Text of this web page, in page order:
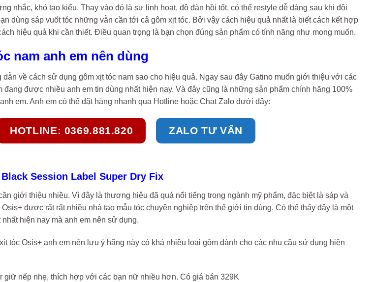
nhắc, khó tạo kiểu. Thay vào đó là sự linh hoạt, độ đàn hồi tốt, có thể restyle dễ dàng sau khi đội
dùng sáp vuốt tóc những vẫn cần tới cả gôm xịt tóc. Bởi vậy cách hiệu quả nhất là biết cách kết hợp
hiệu quả khi cần thiết. Điều quan trọng là bạn chọn đúng sản phẩm có tính năng như mong muốn.
nam anh em nên dùng
về cách sử dụng gôm xịt tóc nam sao cho hiệu quả. Ngay sau đây Gatino muốn giới thiệu với các
đang được nhiều anh em tin dùng nhất hiện nay. Và đây cũng là những sản phẩm chính hãng 100%
em. Anh em có thể đặt hàng nhanh qua Hotline hoặc Chat Zalo dưới đây:
HOTLINE: 0369.881.820 ZALO TƯ VẤN
Session Label Super Dry Fix
giới thiệu nhiều. Vì đây là thương hiệu đã quá nổi tiếng trong ngành mỹ phẩm, đặc biệt là sáp và
được rất rất nhiều nhà tạo mẫu tóc chuyên nghiệp trên thế giới tin dùng. Có thể thấy đây là một
hiện nay mà anh em nên sử dụng.
tóc Osis+ anh em nên lưu ý hãng này có khá nhiều loại gôm dành cho các nhu cầu sử dụng hiện
giữ nếp nhẹ, thích hợp với các bạn nữ nhiều hơn. Có giá bán 329K